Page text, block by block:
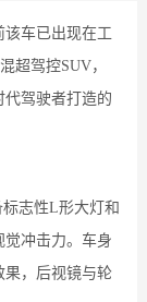
该车已出现在工
超驾控SUV，
代驾驶者打造的
志性L形大灯和
觉冲击力。车身
果，后视镜与轮